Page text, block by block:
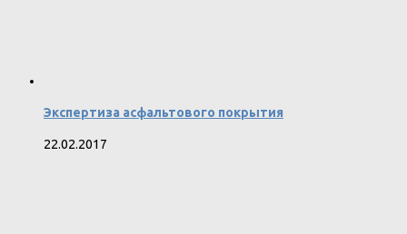
Экспертиза асфальтового покрытия
22.02.2017